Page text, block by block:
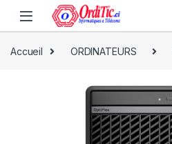
Accueil ORDINATEURS